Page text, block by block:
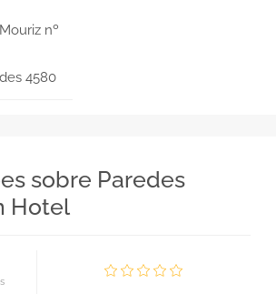
nº
4580
sobre Paredes
Hotel